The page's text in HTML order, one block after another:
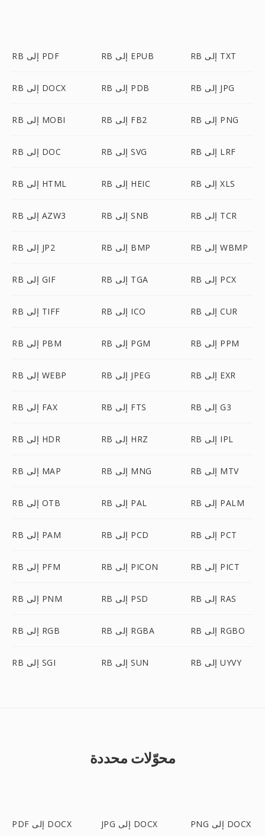
RB إلى PDF RB إلى EPUB RB إلى TXT
RB إلى DOCX RB إلى PDB RB إلى JPG
RB إلى MOBI RB إلى FB2 RB إلى PNG
RB إلى DOC RB إلى SVG RB إلى LRF
RB إلى HTML RB إلى HEIC RB إلى XLS
RB إلى AZW3 RB إلى SNB RB إلى TCR
RB إلى JP2 RB إلى BMP RB إلى WBMP
RB إلى GIF RB إلى TGA RB إلى PCX
RB إلى TIFF RB إلى ICO RB إلى CUR
RB إلى PBM RB إلى PGM RB إلى PPM
RB إلى WEBP RB إلى JPEG RB إلى EXR
RB إلى FAX RB إلى FTS RB إلى G3
RB إلى HDR RB إلى HRZ RB إلى IPL
RB إلى MAP RB إلى MNG RB إلى MTV
RB إلى OTB RB إلى PAL RB إلى PALM
RB إلى PAM RB إلى PCD RB إلى PCT
RB إلى PFM RB إلى PICON RB إلى PICT
RB إلى PNM RB إلى PSD RB إلى RAS
RB إلى RGB RB إلى RGBA RB إلى RGBO
RB إلى SGI RB إلى SUN RB إلى UYVY
محوّلات محددة
PDF إلى DOCX JPG إلى DOCX PNG إلى DOCX